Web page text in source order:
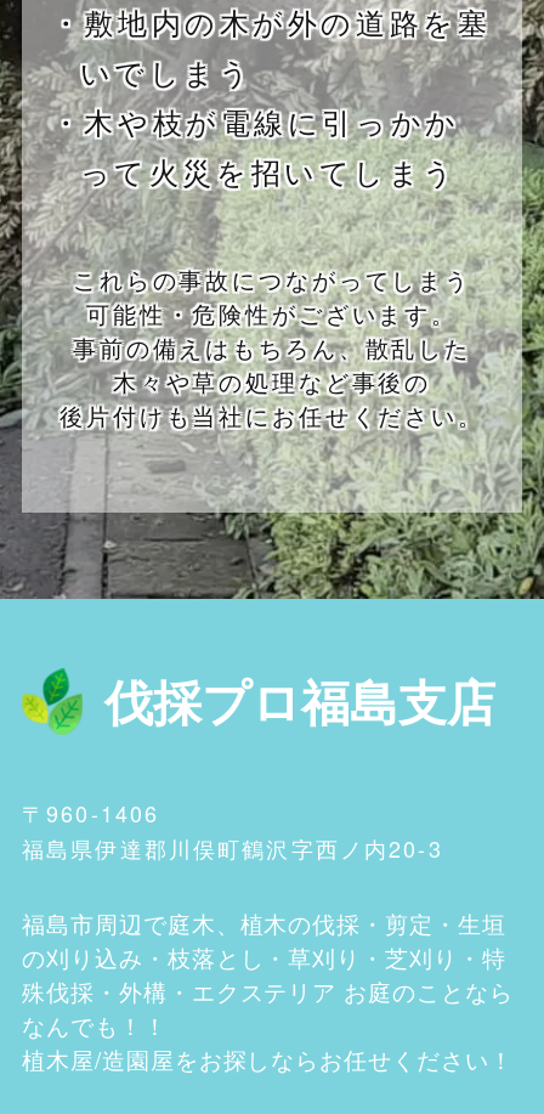
・敷地内の木が外の道路を塞
いでしまう
・木や枝が電線に引っかか
って火災を招いてしまう
これらの事故につながってしまう
可能性・危険性がございます。
事前の備えはもちろん、散乱した
木々や草の処理など事後の
後片付けも当社にお任せください。
伐採プロ福島支店
〒960-1406
福島県伊達郡川俣町鶴沢字西ノ内20-3
福島市周辺で庭木、植木の伐採・剪定・生垣
の刈り込み・枝落とし・草刈り・芝刈り・特
殊伐採・外構・エクステリア お庭のことなら
なんでも！！
植木屋/造園屋をお探しならお任せください！